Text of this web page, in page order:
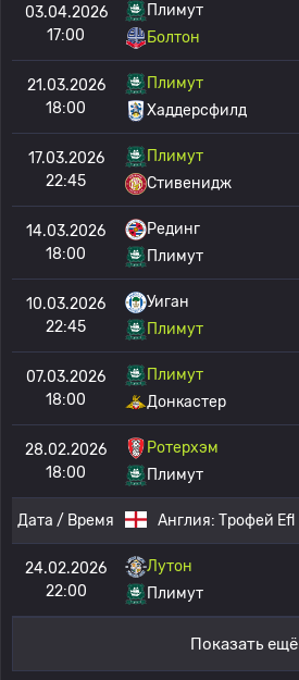
03.04.2026
17:00
Плимут
Болтон
21.03.2026
18:00
Плимут
Хаддерсфилд
17.03.2026
22:45
Плимут
Стивенидж
14.03.2026
18:00
Рединг
Плимут
10.03.2026
22:45
Уиган
Плимут
07.03.2026
18:00
Плимут
Донкастер
28.02.2026
18:00
Ротерхэм
Плимут
Дата / Время Англия: Трофей Efl
24.02.2026
22:00
Лутон
Плимут
Показать ещё